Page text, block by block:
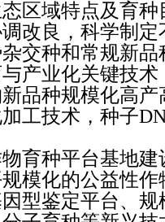
区域特点及育
改良，科学制
交种和常规新品
与产业化关键技术
品种规模化高
工技术，种子
物育种平台基地建
模化的公益性
型鉴定平台、